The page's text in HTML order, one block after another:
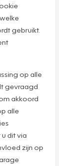
gebruikt.
op alle
gevraagd
akkoord
alle
dit via
zijn op